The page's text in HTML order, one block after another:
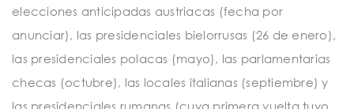
elecciones anticipadas austriacas (fecha por
anunciar), las presidenciales bielorrusas (26 de enero),
las presidenciales polacas (mayo), las parlamentarias
checas (octubre), las locales italianas (septiembre) y
las presidenciales rumanas (cuya primera vuelta tuvo